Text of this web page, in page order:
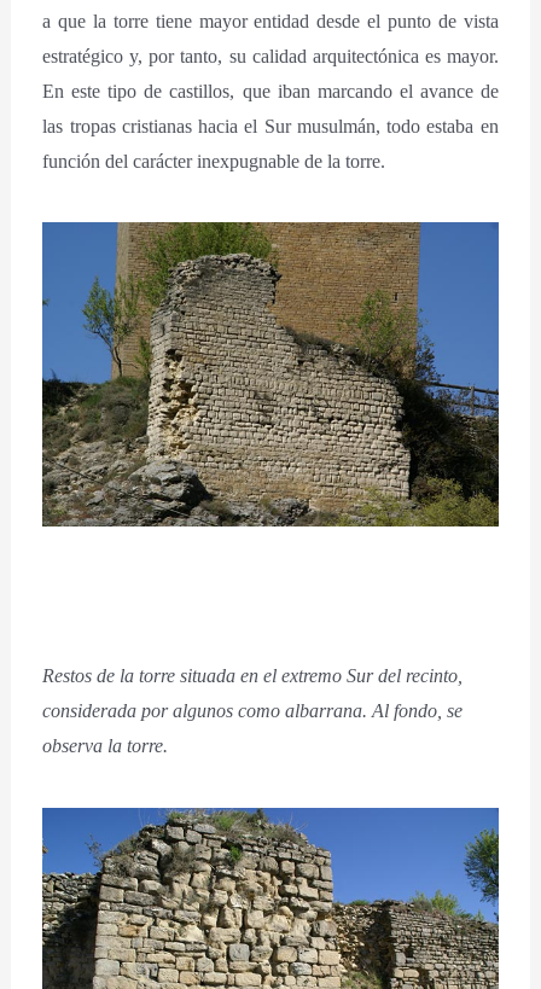
a que la torre tiene mayor entidad desde el punto de vista
estratégico y, por tanto, su calidad arquitectónica es mayor.
En este tipo de castillos, que iban marcando el avance de
las tropas cristianas hacia el Sur musulmán, todo estaba en
función del carácter inexpugnable de la torre.
Restos de la torre situada en el extremo Sur del recinto,
considerada por algunos como albarrana. Al fondo, se
observa la torre.